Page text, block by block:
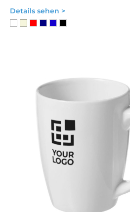
Details sehen >